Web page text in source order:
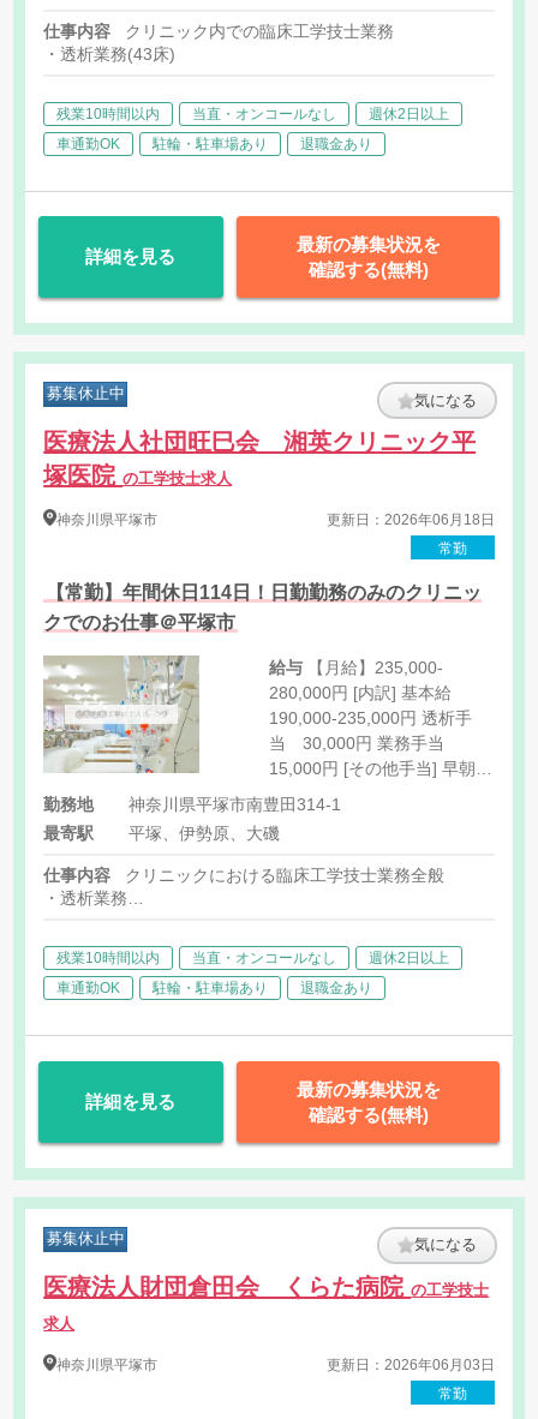
1/3勤務した場合に支給）
仕事内容
クリニック内での臨床工学技士業務
・透析業務(43床)
残業10時間以内 当直・オンコールなし
週休2日以上
車通勤OK
駐輪・駐車場あり 退職金あり
詳細を見る
最新の募集状況を
確認する(無料)
募集休止中 気になる
医療法人社団旺巳会 湘英クリニック平
塚医院の工学技士求人
神奈川県平塚市
更新日：2026年06月18日
常勤
【常勤】年間休日114日！日勤勤務のみのクリニッ
クでのお仕事＠平塚市
給与
280,000円 [内訳] 基本給
190,000-235,000円 透析手
当 30,000円 業務手当
15,000円 [その他手当] 早朝手
当
勤務地
神奈川県平塚市南豊田314-1
最寄駅
平塚、伊勢原、大磯
仕事内容
クリニックにおける臨床工学技士業務全般
・透析業務
※法人内施設（伊勢原医院）へヘルプに行く可能性有
【応募要件】
車通勤可能な方（伊勢原医院へのヘルプがある為）
残業10時間以内 当直・オンコールなし
週休2日以上
車通勤OK
駐輪・駐車場あり 退職金あり
詳細を見る
最新の募集状況を
確認する(無料)
募集休止中 気になる
医療法人財団倉田会 くらた病院の工学技士
求人
神奈川県平塚市
更新日：2026年06月03日
常勤